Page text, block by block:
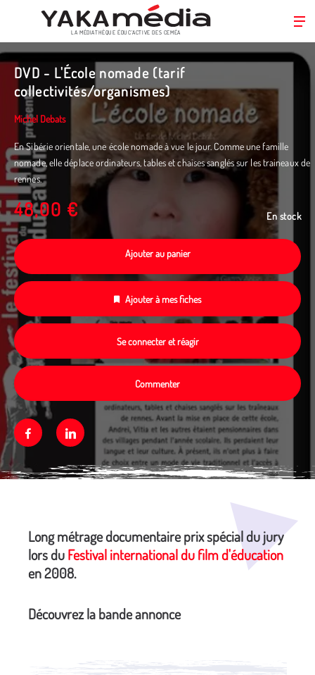
Aller
contenu
principal
LA MÉDIATHÈQUE ÉDUC’ACTIVE DES CEMÉA
DVD - L'École nomade (tarif
collectivités/organismes)
Michel Debats
En Sibérie orientale, une école nomade à vue le jour. Comme une famille
nomade, elle déplace ordinateurs, tables et chaises sanglés sur les traineaux de
rennes.
48,00 € En stock
Ajouter au panier
Ajouter à mes fiches
Se connecter et réagir
Commenter
FacebookLinkedin
Long métrage documentaire prix spécial du jury
lors duFestival international du film d'éducation
en 2008.
Découvrez la bande annonce